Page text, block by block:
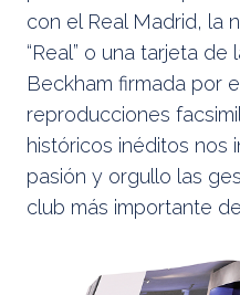
con el Real Madrid, la
“Real” o una tarjeta
Beckham firmada por
reproducciones
históricos inéditos nos
pasión y orgullo las
club más importante